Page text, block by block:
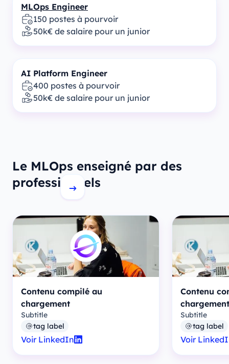
MLOps Engineer
150 postes à pourvoir
50k€ de salaire pour un junior
AI Platform Engineer
400 postes à pourvoir
50k€ de salaire pour un junior
Le MLOps enseigné par des
professionnels
Contenu compilé au
chargement
Subtitle
tag label
Voir LinkedIn
Contenu
chargement
Subtitle
tag label
Voir